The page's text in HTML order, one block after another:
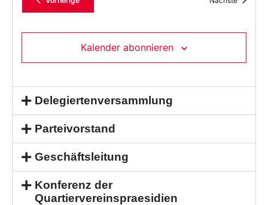
Kalender abonnieren
Delegiertenversammlung
Parteivorstand
Geschäftsleitung
Konferenz der
Quartiervereinspraesidien